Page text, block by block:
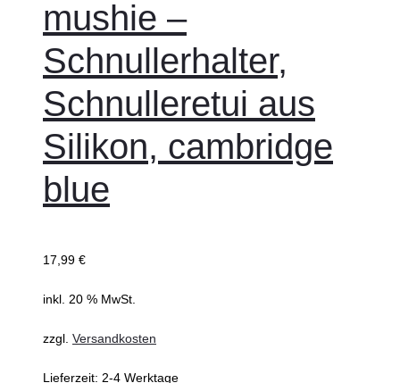
mushie –
Schnullerhalter,
Schnulleretui aus
Silikon, cambridge
blue
17,99 €
inkl. 20 % MwSt.
zzgl. Versandkosten
Lieferzeit: 2-4 Werktage